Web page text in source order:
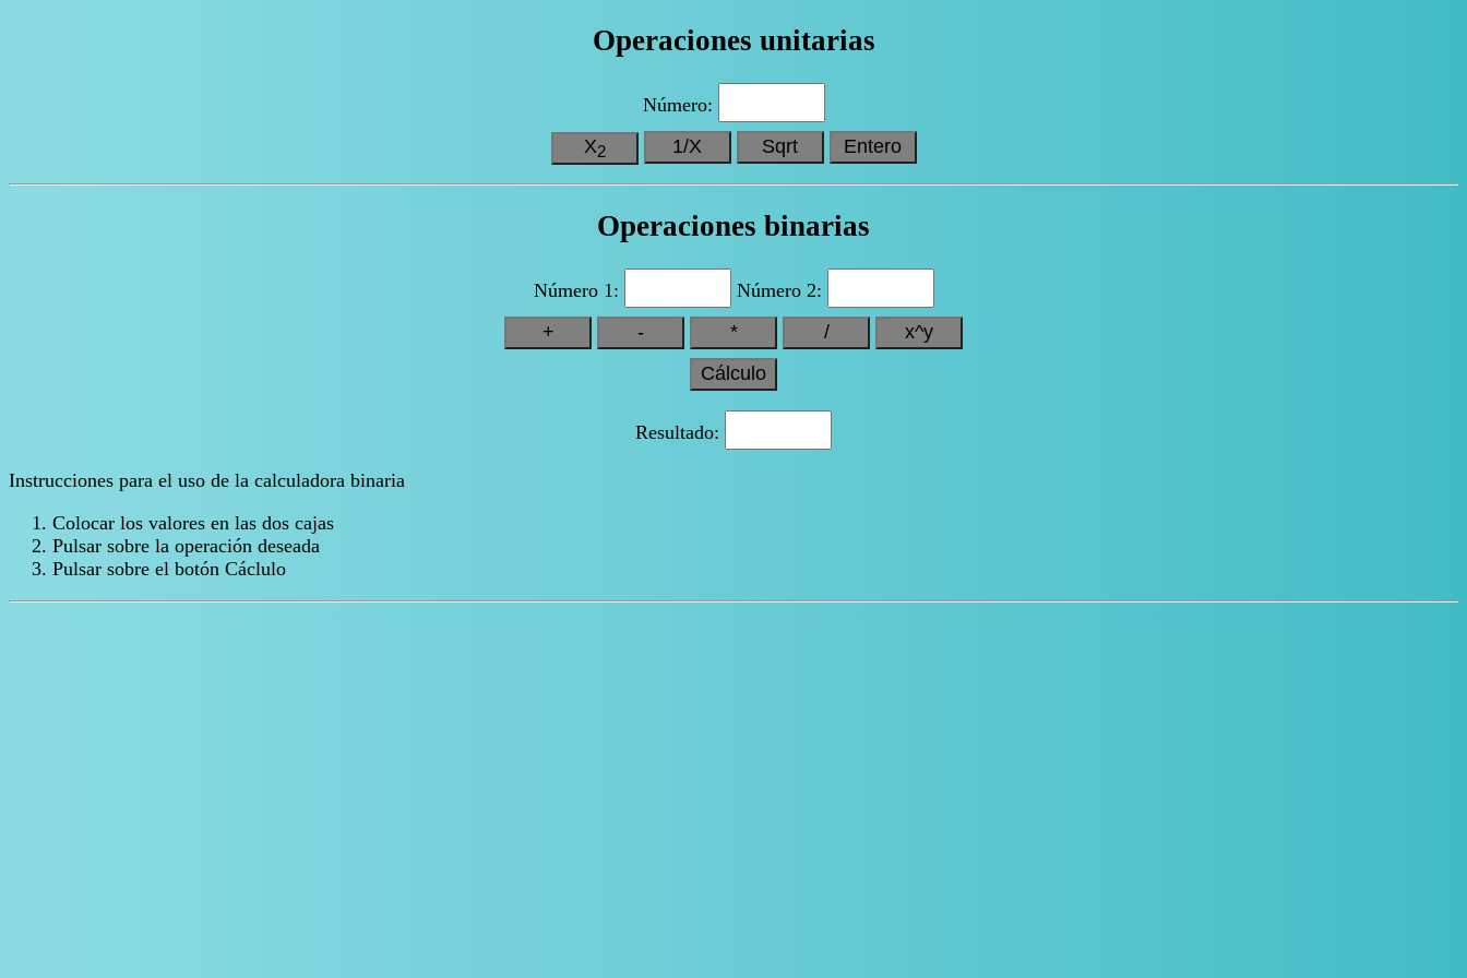
Operaciones unitarias
Número:
X2 1/X Sqrt Entero
Operaciones binarias
Número 1:
Número 2:
+
- * /
x^y
Cálculo
Resultado:
Instrucciones para el uso de la calculadora binaria
Colocar los valores en las dos cajas
Pulsar sobre la operación deseada
Pulsar sobre el botón Cáclulo